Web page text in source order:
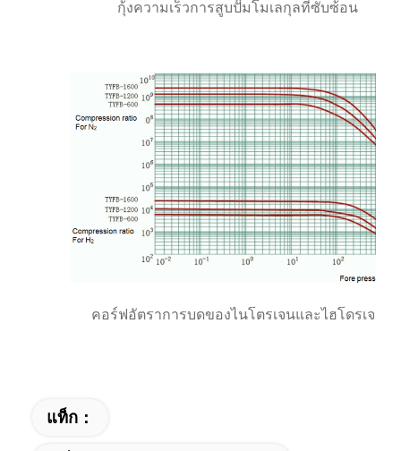
กุ้งความเร็วการสูบปั๊มโมเลกุลที่ซับซ้อน
คอร์ฟอัตราการบดของไนโตรเจนและไฮโดรเจน
แท็ก：